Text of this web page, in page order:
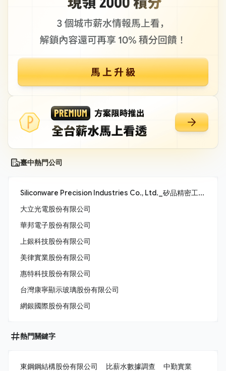
臺中熱門公司
Siliconware Precision Industries Co., Ltd._矽品精密工業股份有限公司
大立光電股份有限公司
華邦電子股份有限公司
上銀科技股份有限公司
美律實業股份有限公司
惠特科技股份有限公司
台灣康寧顯示玻璃股份有限公司
網銀國際股份有限公司
熱門關鍵字
東鋼鋼結構股份有限公司 比薪水數據調查
中勤實業